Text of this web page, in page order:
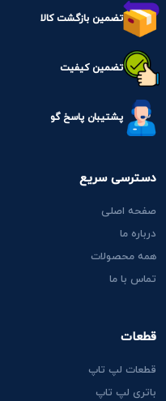
تضمین بازگشت کالا
تضمین کیفیت
پشتیبان پاسخ گو
دسترسی سریع
صفحه اصلی
درباره ما
همه محصولات
تماس با ما
قطعات
قطعات لپ تاپ
باتری لپ تاپ